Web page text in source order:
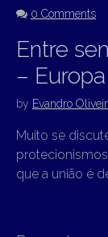
0 Comments
Entre
–
by Evandro
Muito se
que a união é